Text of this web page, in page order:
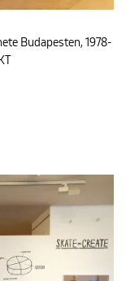
Budapesten, 1978-